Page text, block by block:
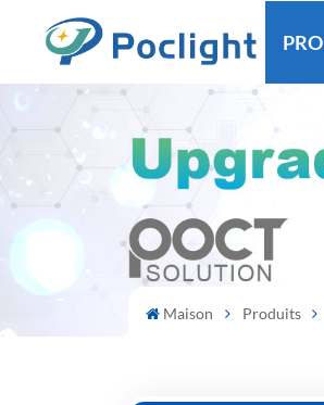
Maison Produits